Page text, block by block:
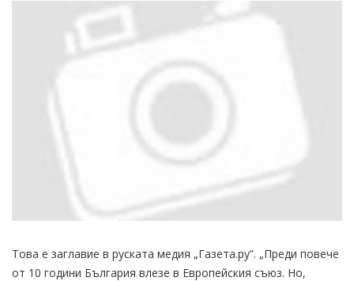
Това е заглавие в руската медия „Газета.ру”. „Преди повече
от 10 години България влезе в Европейския съюз. Но,